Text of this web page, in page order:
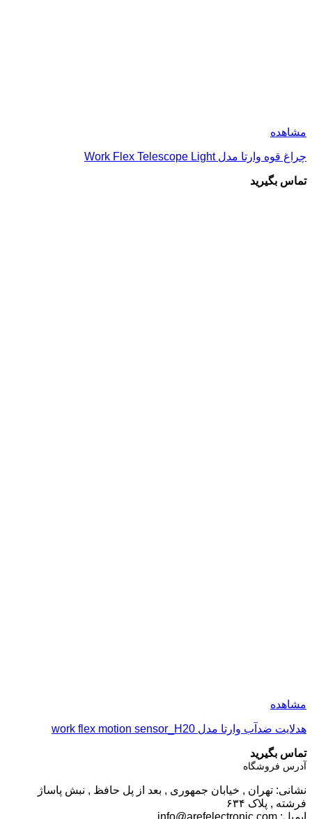
مشاهده
چراغ قوه وارتا مدل Work Flex Telescope Light
تماس بگیرید
مشاهده
هدلایت ضدآب وارتا مدل work flex motion sensor_H20
تماس بگیرید
آدرس فروشگاه
نشانی: تهران , خیابان جمهوری , بعد از پل حافظ , نبش پاساژ
فرشته , پلاک ۶۳۴
ایمیل: info@arefelectronic.com